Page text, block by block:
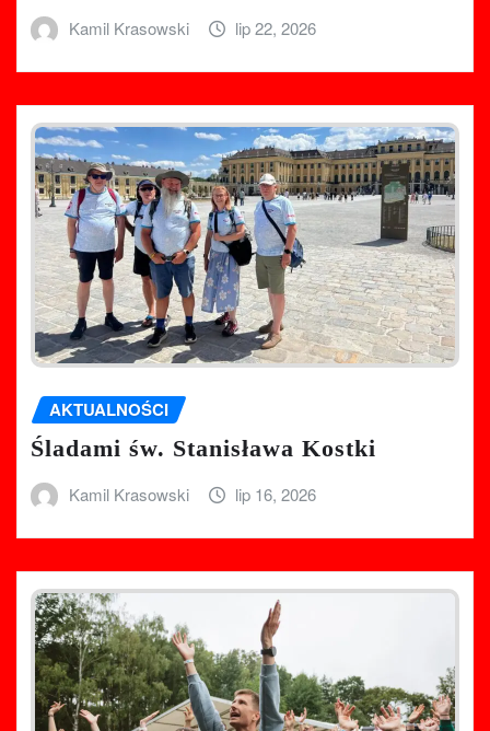
Kamil Krasowski lip 22, 2026
AKTUALNOŚCI
Śladami św. Stanisława Kostki
Kamil Krasowski lip 16, 2026